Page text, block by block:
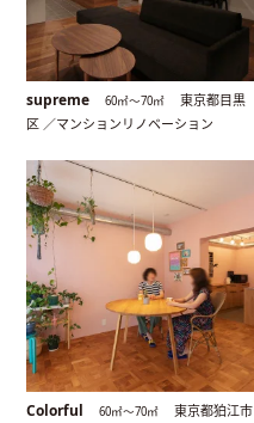
supreme 60㎡〜70㎡
東京都目黒
区 ／マンションリノベーション
Colorful 60㎡〜70㎡
東京都狛江市